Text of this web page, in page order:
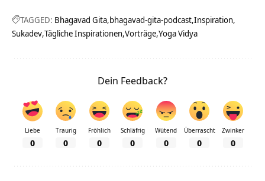
TAGGED: Bhagavad Gita bhagavad-gita-podcast Inspiration
Sukadev Tägliche Inspirationen Vorträge Yoga Vidya
Dein Feedback?
Liebe
0
Traurig
0
Fröhlich
0
Schläfrig
0
Wütend
0
Überrascht
0
Zwinker
0